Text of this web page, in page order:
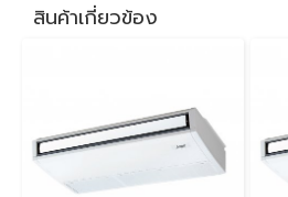
สินค้าเกี่ยวข้อง